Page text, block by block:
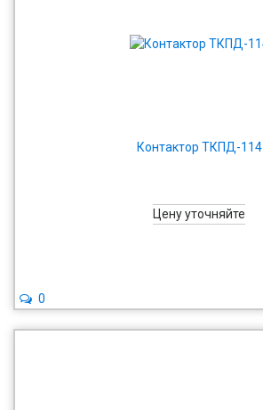
Контактор ТКПД-114
Цену уточняйте
0